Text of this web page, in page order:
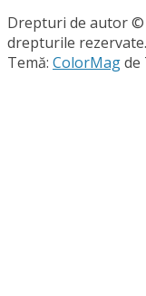
Drepturi de autor ©
drepturile rezervate.
Temă: ColorMagde